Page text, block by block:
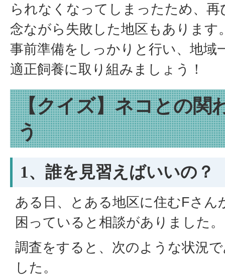
られなくなってしまったため、
念ながら失敗した地区もあります
事前準備をしっかりと行い、地域
適正飼養に取り組みましょう！
【クイズ】ネコとの関
う
1、誰を見習えばいいの？
ある日、とある地区に住むFさ
困っていると相談がありました。
調査をすると、次のような状況
した。